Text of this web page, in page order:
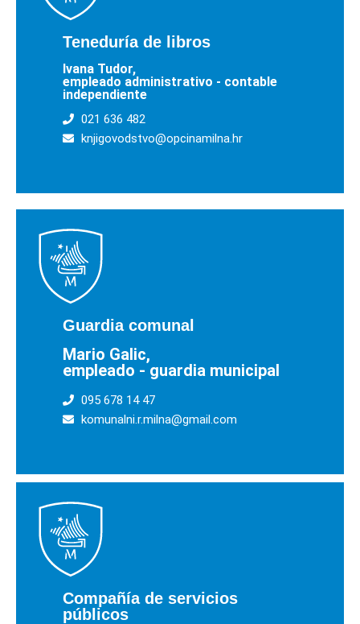
Teneduría de libros
Ivana Tudor,
empleado administrativo - contable
independiente
021 636 482
knjigovodstvo@opcinamilna.hr
Guardia comunal
Mario Galic,
empleado - guardia municipal
095 678 14 47
komunalni.r.milna@gmail.com
Compañía de servicios
públicos